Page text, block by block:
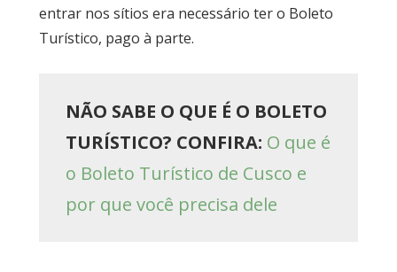
entrar nos sítios era necessário ter o Boleto
Turístico, pago à parte.
NÃO SABE O QUE É O BOLETO
TURÍSTICO? CONFIRA: O que é
o Boleto Turístico de Cusco e
por que você precisa dele